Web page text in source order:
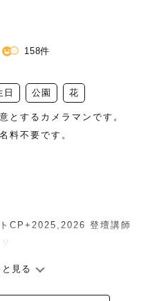
158件
日 公園 花
とするカメラマンです。
料不要です。
CP+2025,2026 登壇講師
★★★★★
と見る